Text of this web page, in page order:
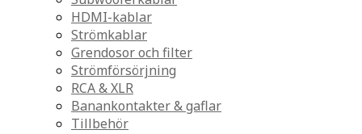
HDMI-kablar
Strömkablar
Grendosor och filter
Strömförsörjning
RCA & XLR
Banankontakter & gaflar
Tillbehör